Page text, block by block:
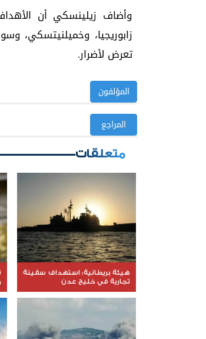
وأضاف زيلينسكي أن
زابوريجيا، وخميلنيتسكي،
تعرض لأضرار.
المؤلفون
المراجع
متعلقات
هيئة بريطانية: استهداف سفينة
تجارية في خليج عدن